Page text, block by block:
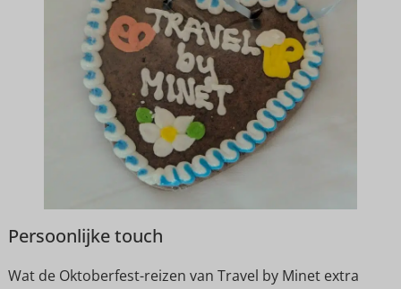
Persoonlijke touch
Wat de Oktoberfest-reizen van Travel by Minet extra